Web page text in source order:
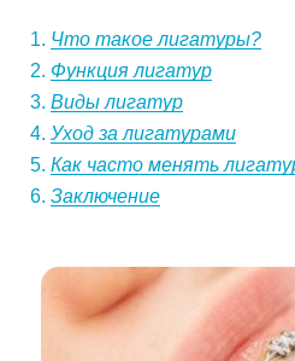
Что такое лигатуры?
Функция лигатур
Виды лигатур
Уход за лигатурами
Как часто менять
Заключение